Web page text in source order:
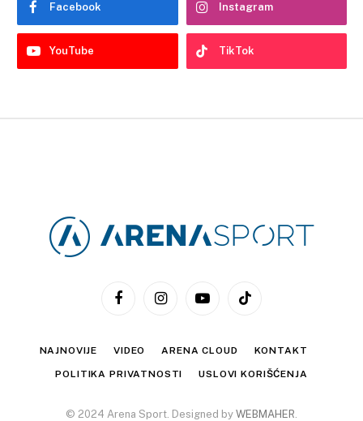
Facebook Instagram
YouTube TikTok
FacebookInstagramYouTubeTikTok
NAJNOVIJE VIDEO ARENA CLOUD KONTAKT
POLITIKA PRIVATNOSTI USLOVI KORIŠĆENJA
© 2024 Arena Sport. Designed by WEBMAHER.